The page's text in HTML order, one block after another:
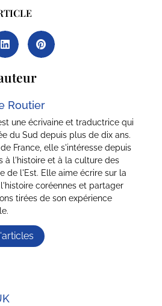
Routier
une écrivaine et traductrice qui
du Sud depuis plus de dix ans.
France, elle s'intéresse depuis
à l'histoire et à la culture des
de l'Est. Elle aime écrire sur la
coréennes et partager
tirées de son expérience